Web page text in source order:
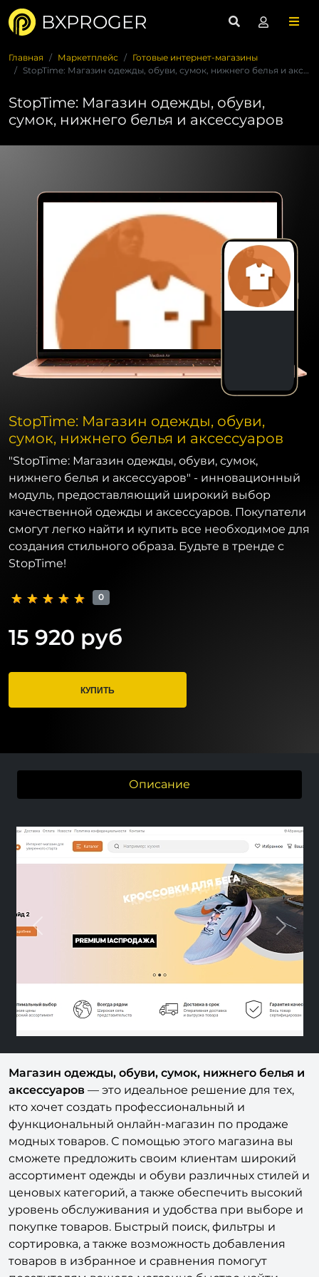
BXPROGER
Главная Маркетплейс
Готовые интернет-магазины
StopTime: Магазин одежды, обуви, сумок, нижнего белья и аксе...
StopTime: Магазин одежды, обуви,
сумок, нижнего белья и аксессуаров
StopTime: Магазин одежды, обуви,
сумок, нижнего белья и аксессуаров
"StopTime: Магазин одежды, обуви, сумок,
нижнего белья и аксессуаров" - инновационный
модуль, предоставляющий широкий выбор
качественной одежды и аксессуаров. Покупатели
смогут легко найти и купить все необходимое для
создания стильного образа. Будьте в тренде с
StopTime!
0
15 920 руб
КУПИТЬ
Описание
Previous Next
Магазин одежды, обуви, сумок, нижнего белья и
аксессуаров — это идеальное решение для тех,
кто хочет создать профессиональный и
функциональный онлайн-магазин по продаже
модных товаров. С помощью этого магазина вы
сможете предложить своим клиентам широкий
ассортимент одежды и обуви различных стилей и
ценовых категорий, а также обеспечить высокий
уровень обслуживания и удобства при выборе и
покупке товаров. Быстрый поиск, фильтры и
сортировка, а также возможность добавления
товаров в избранное и сравнения помогут